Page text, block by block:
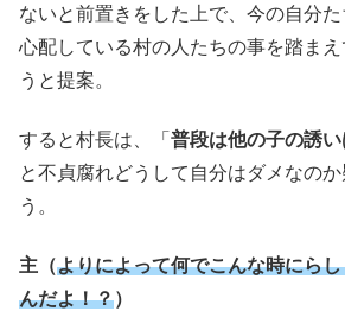
ないと前置きをした上で、今の自分
心配している村の人たちの事を踏ま
うと提案。
すると村長は、「 普段は他の子の誘
と不貞腐れどうして自分はダメなの
う。
主（よりによって何でこんな時にら
んだよ！？）